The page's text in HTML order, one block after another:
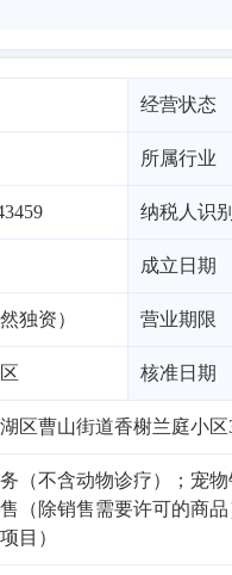
经营状态
所属行业
纳税人识
成立日期
独资） 营业期限
核准日期
区曹山街道香榭兰庭小区
（不含动物诊疗）；宠
（除销售需要许可的商
目）